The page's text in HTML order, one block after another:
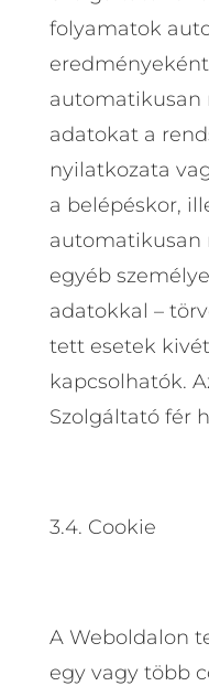
folyamatok
automatikusan
adatokat a
nyilatkozata
a belépéskor,
automatikusan
egyéb
adatokkal –
tett esetek
kapcsolhatók.
Szolgáltató fér
3.4. Cookie
A Weboldalon
egy vagy több